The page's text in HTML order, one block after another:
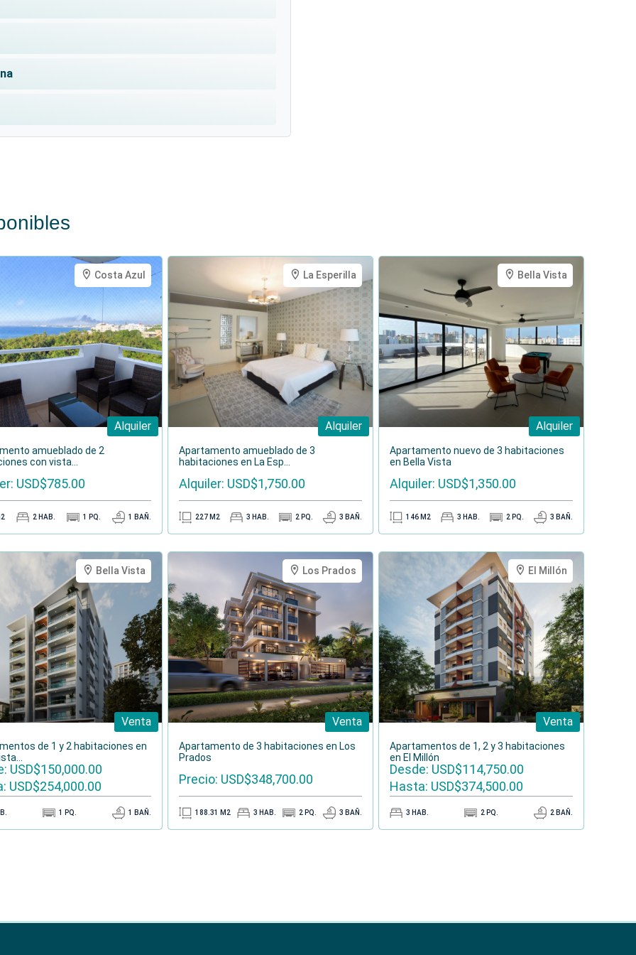
complejo es el refugio perfecto para aquellos que
caribeño de golf sin igual. A continuación, te
Costa Azul
Alquiler
amueblado de 2
con vista...
USD$785.00
2 HAB. 1 PQ. 1 BAÑ.
La Esperilla
Alquiler
Apartamento amueblado de 3
habitaciones en La Esp...
Alquiler: USD$1,750.00
227 M2 3 HAB. 2 PQ. 3 BAÑ.
Bella Vista
Alquiler
Apartamento nuevo de 3 habitaciones
en Bella Vista
Alquiler: USD$1,350.00
146 M2 3 HAB. 2 PQ. 3 BAÑ.
Bella Vista
Venta
de 1 y 2 habitaciones en
USD$150,000.00
USD$254,000.00
1 PQ. 1 BAÑ.
Los Prados
Venta
Apartamento de 3 habitaciones en Los
Prados
Precio: USD$348,700.00
188.31 M2 3 HAB. 2 PQ. 3 BAÑ.
El Millón
Venta
Apartamentos de 1, 2 y 3 habitaciones
en El Millón
Desde: USD$114,750.00
Hasta: USD$374,500.00
3 HAB. 2 PQ. 2 BAÑ.